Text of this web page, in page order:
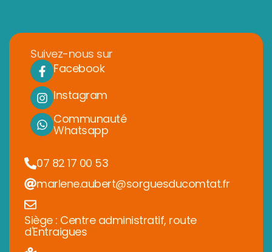
Suivez-nous sur
Facebook
Instagram
Communauté
Whatsapp
07 82 17 00 53
marlene.aubert@sorguesducomtat.fr
Siège : Centre administratif, route
d'Entraigues